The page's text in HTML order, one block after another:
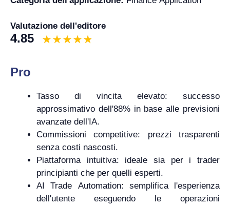
Valutazione dell'editore
4.85
Pro
Tasso di vincita elevato: successo
approssimativo dell'88% in base alle previsioni
avanzate dell'IA.
Commissioni competitive: prezzi trasparenti
senza costi nascosti.
Piattaforma intuitiva: ideale sia per i trader
principianti che per quelli esperti.
AI Trade Automation: semplifica l'esperienza
dell'utente eseguendo le operazioni